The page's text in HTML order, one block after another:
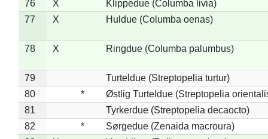
76 X
Klippedue (Columba livia)
77
X Huldue (Columba oenas)
78 X Ringdue (Columba palumbus)
79
Turteldue (Streptopelia turtur)
80
*
Østlig Turteldue (Streptopelia
81
Tyrkerdue (Streptopelia decaocto)
82
*
Sørgedue (Zenaida macroura)